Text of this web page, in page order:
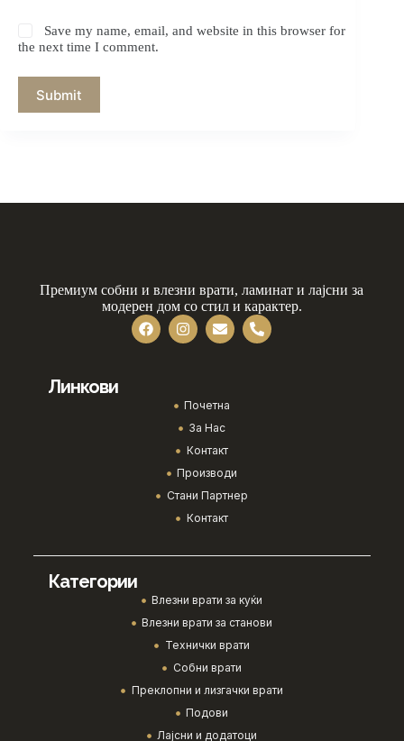
Save my name, email, and website in this browser for
the next time I comment.
Submit
Премиум собни и влезни врати, ламинат и лајсни за
модерен дом со стил и карактер.
Линкови
Почетна
За Нас
Контакт
Производи
Стани Партнер
Контакт
Категории
Влезни врати за куќи
Влезни врати за станови
Технички врати
Собни врати
Преклопни и лизгачки врати
Подови
Лајсни и додатоци